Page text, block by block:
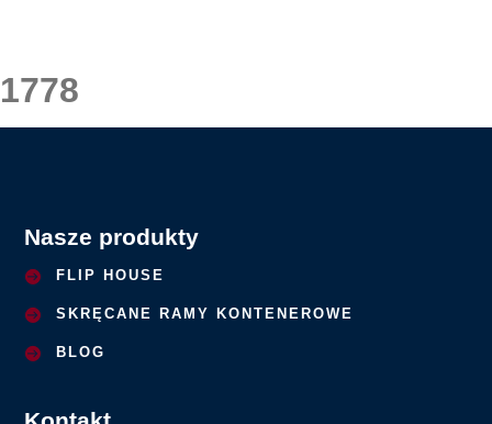
1778
Nasze produkty
FLIP HOUSE
SKRĘCANE RAMY KONTENEROWE
BLOG